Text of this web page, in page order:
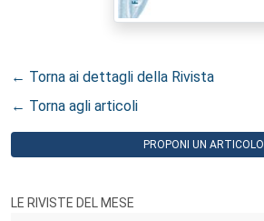
← Torna ai dettagli della Rivista
← Torna agli articoli
PROPONI UN ARTICOLO
LE RIVISTE DEL MESE